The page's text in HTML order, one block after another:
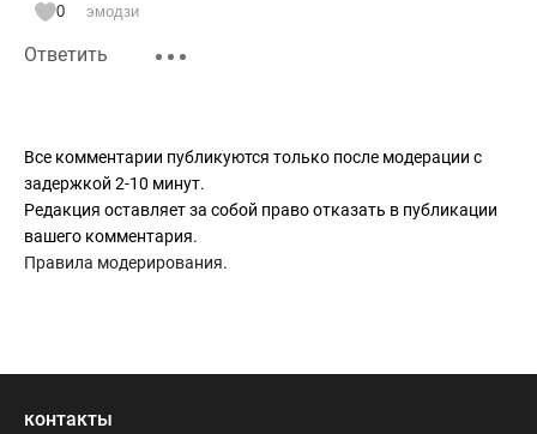
0 эмодзи
Ответить
Все комментарии публикуются только после модерации с
задержкой 2-10 минут.
Редакция оставляет за собой право отказать в публикации
вашего комментария.
Правила модерирования.
контакты